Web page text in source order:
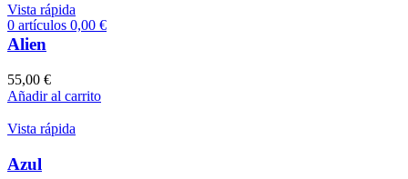
0 artículos 0,00 €
Vista rápida
Alien
55,00 €
Añadir al carrito
Vista rápida
Azul